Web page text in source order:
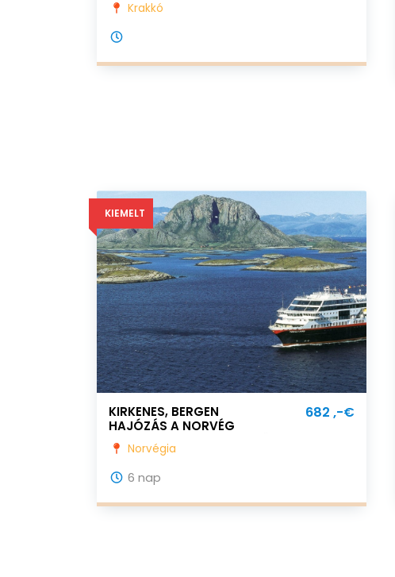
Krakkó
KIEMELT
KIRKENES, BERGEN
HAJÓZÁS A NORVÉG
FJORDOKBAN KIRKENESBŐL
BERGENBE!
682 ,-€
Norvégia
6 nap